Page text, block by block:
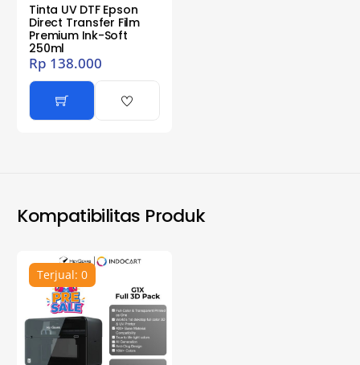
Tinta UV DTF Epson
Direct Transfer Film
Premium Ink-Soft
250ml
Rp 138.000
Kompatibilitas Produk
Terjual: 0